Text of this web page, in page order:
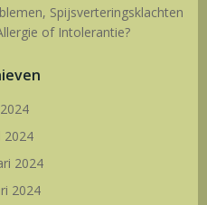
Spijsverteringsklachten
of Intolerantie?
2024
2024
2024